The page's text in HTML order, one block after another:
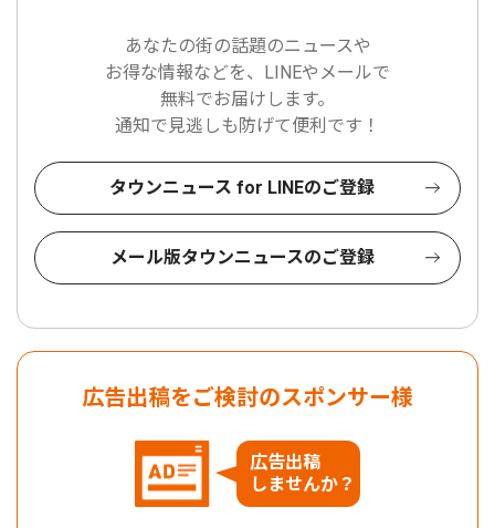
あなたの街の話題のニュースや
お得な情報などを、LINEやメールで
無料でお届けします。
通知で見逃しも防げて便利です！
タウンニュース for LINEのご登録
メール版タウンニュースのご登録
広告出稿をご検討のスポンサー様
広告出稿
しませんか？